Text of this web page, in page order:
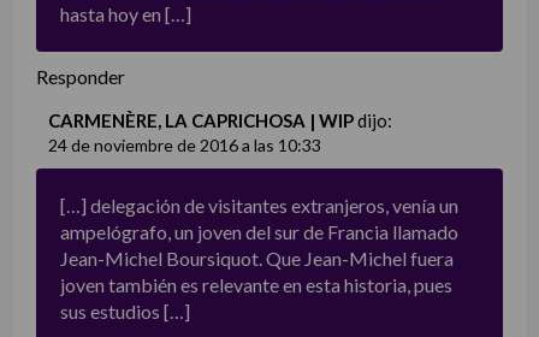
hasta hoy en […]
Responder
CARMENÈRE, LA CAPRICHOSA | WIPdijo:
24 de noviembre de 2016 a las 10:33
[…] delegación de visitantes extranjeros, venía un
ampelógrafo, un joven del sur de Francia llamado
Jean-Michel Boursiquot. Que Jean-Michel fuera
joven también es relevante en esta historia, pues
sus estudios […]